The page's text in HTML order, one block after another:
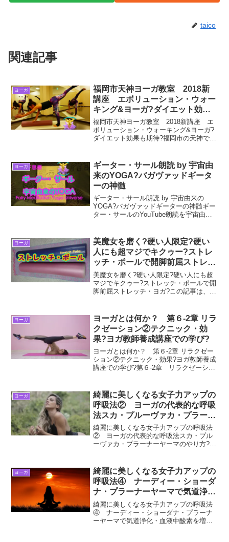
taico
関連記事
ヨーガ
福岡市天神ヨーガ教室 2018新
講座 エボリューション・ウォー
キング&ヨーガ?ダイエット効果
も期待?
福岡市天神ヨーガ教室 2018新講座 エ
ボリューション・ウォーキング&ヨーガ?
ダイエット効果も期待?福岡市の天神で
しました。場所は、”Takahashi Sat...
ヨーガ
ギーター・サール朗読 by 宇宙由
来のYOGA?バガヴァッドギータ
ーの神髄
ギーター・サール朗読 by 宇宙由来の
YOGA?バガヴァッドギーターの神髄ギー
ター・サールのYouTube朗読を宇宙由来
ター・サー...
ヨーガ
美魔女を磨く?硬い人限定?硬い
人にも超マジでキクゥー?ストレ
ッチ・ポールで開脚前屈ストレッ
チ・ヨガ?
美魔女を磨く?硬い人限定?硬い人にも超
マジでキクゥー?ストレッチ・ポールで開
脚前屈ストレッチ・ヨガ?この記事は、か
必要ないと思いますので、ご遠慮くださ
っても構わないです...
ヨーガ
ヨーガとは何か？ 第６-2章 リラ
クゼーション②テクニック・効
果?ヨガ教師養成講座での学び?
ヨーガとは何か？ 第６-2章 リラクゼー
ション②テクニック・効果?ヨガ教師養成
講座での学び?第６-2章 リラクゼーショ
効果などについてBlogします。ヨーガと
は何か？ ...
ヨーガ
綺麗に美しくなる女子力アップの
呼吸法② ヨーガの代表的な呼吸
法スカ・プルーヴァカ・プラーナ
ーヤーマのやり方?ヨガの呼吸
法?プラーナヤーマ?
綺麗に美しくなる女子力アップの呼吸法
② ヨーガの代表的な呼吸法スカ・プル
ーヴァカ・プラーナーヤーマのやり方?ヨ
アップの呼吸法前回は、左の鼻孔は、イ
ダーというナーデ...
ヨーガ
綺麗に美しくなる女子力アップの
呼吸法④ ナーディー・ショーダ
ナ・プラーナーヤーマで気道浄
化・血液中酸素を増加で美肌効
果・脂肪燃焼効果・精神安定?ヨ
ガの呼吸法?プラーナヤーマ?
綺麗に美しくなる女子力アップの呼吸法
④ ナーディー・ショーダナ・プラーナ
ーヤーマで気道浄化・血液中酸素を増加